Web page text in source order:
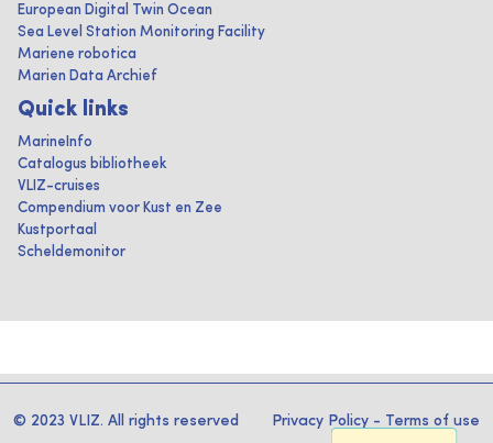
European Digital Twin Ocean
Sea Level Station Monitoring Facility
Mariene robotica
Marien Data Archief
Quick links
MarineInfo
Catalogus bibliotheek
VLIZ-cruises
Compendium voor Kust en Zee
Kustportaal
Scheldemonitor
© 2023 VLIZ. All rights reserved Privacy Policy - Terms of use